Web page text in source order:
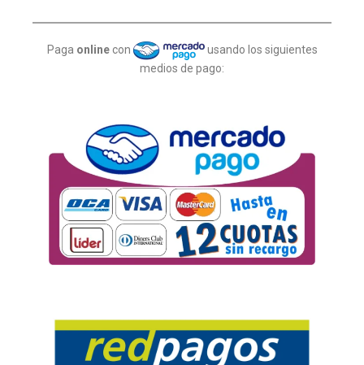
Paga online con
usando los siguientes
medios de pago: